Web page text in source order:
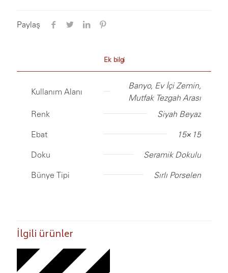
Paylaş
Ek bilgi
Kullanım Alanı
Banyo, Ev İçi Zemin,
Mutfak Tezgah Arası
Renk
Siyah Beyaz
Ebat 15×15
Doku Seramik Dokulu
Bünye Tipi Sırlı Porselen
İlgili ürünler